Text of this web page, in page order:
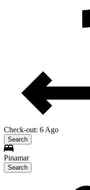
Check-out: 6 Ago
Search
Pinamar
Search